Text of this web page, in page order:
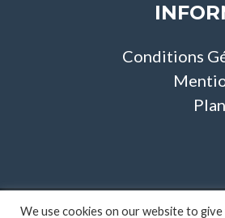
Conditions
We use cookies on our website to